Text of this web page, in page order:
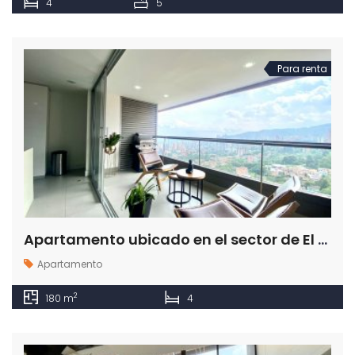
4 5
Para renta
Apartamento ubicado en el sector de El Tesoro en la ciudad de Medellín El Poblado
Apartamento
180 m2 4